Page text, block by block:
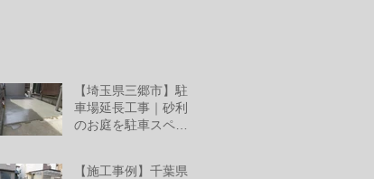
【埼玉県三郷市】駐
車場延長工事｜砂利
のお庭を駐車スペー
【施工事例】千葉県